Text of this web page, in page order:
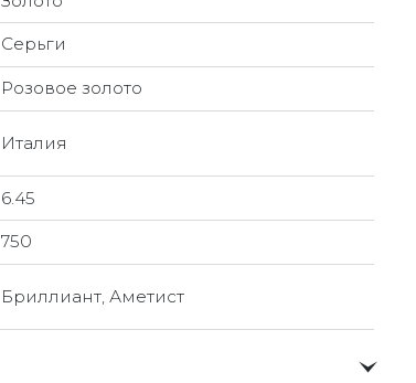
Серьги
Розовое золото
Италия
6.45
750
Бриллиант, Аметист